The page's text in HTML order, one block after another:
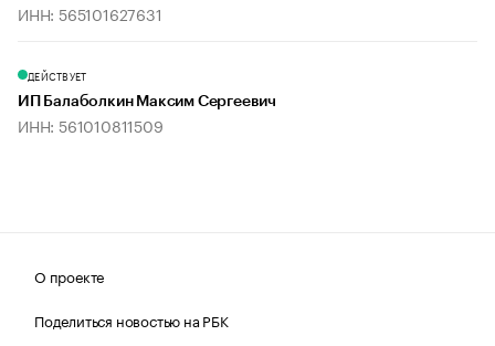
ИНН: 565101627631
ДЕЙСТВУЕТ
ИП Балаболкин Максим Сергеевич
ИНН: 561010811509
О проекте
Поделиться новостью на РБК